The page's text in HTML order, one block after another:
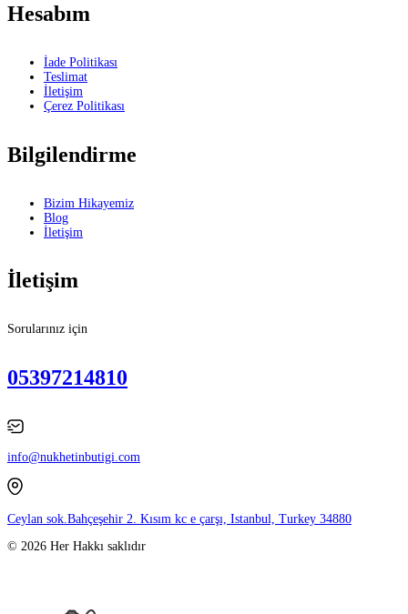
Hesabım
İade Politikası
Teslimat
İletişim
Çerez Politikası
Bilgilendirme
Bizim Hikayemiz
Blog
İletişim
İletişim
Sorularınız için
05397214810
info@nukhetinbutigi.com
Ceylan sok.Bahçeşehir 2. Kısım kc e çarşı, Istanbul, Turkey 34880
© 2026 Her Hakkı saklıdır